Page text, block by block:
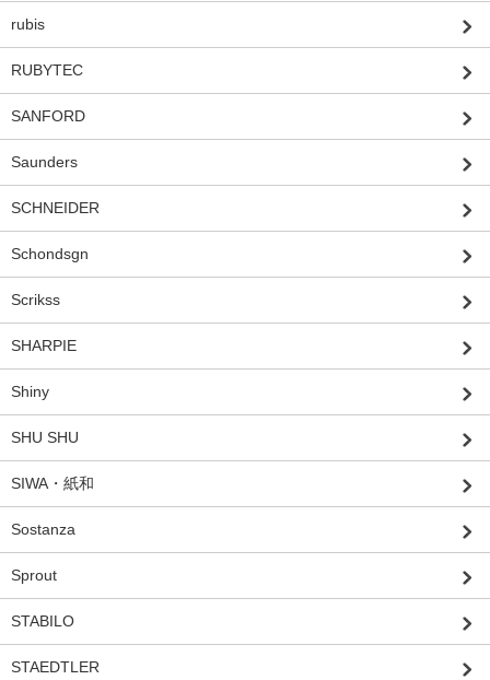
rubis
RUBYTEC
SANFORD
Saunders
SCHNEIDER
Schondsgn
Scrikss
SHARPIE
Shiny
SHU SHU
SIWA・紙和
Sostanza
Sprout
STABILO
STAEDTLER